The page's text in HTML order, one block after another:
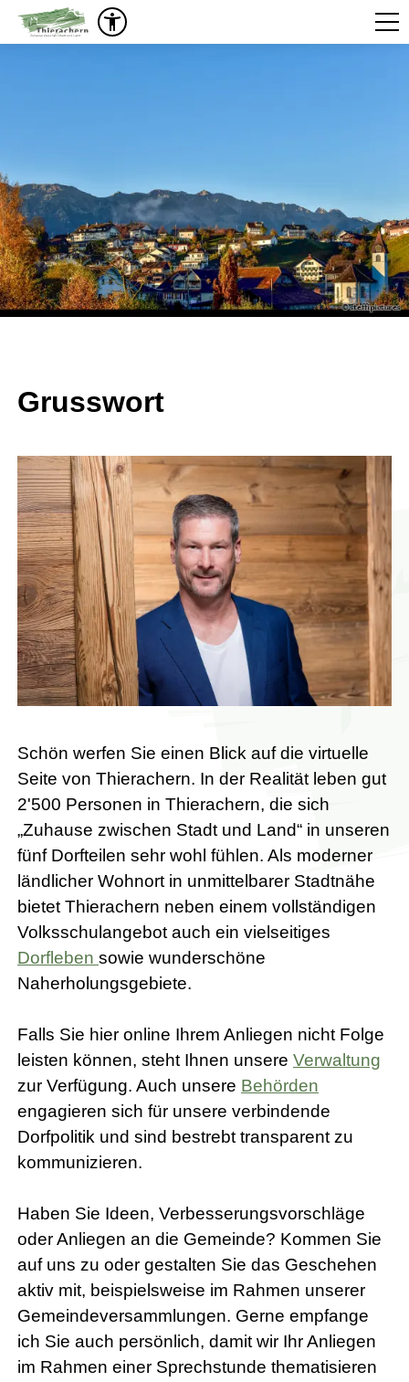
Grusswort
Schön werfen Sie einen Blick auf die virtuelle
Seite von Thierachern. In der Realität leben gut
2'500 Personen in Thierachern, die sich
„Zuhause zwischen Stadt und Land“ in unseren
fünf Dorfteilen sehr wohl fühlen. Als moderner
ländlicher Wohnort in unmittelbarer Stadtnähe
bietet Thierachern neben einem vollständigen
Volksschulangebot auch ein vielseitiges
Dorfleben sowie wunderschöne
Naherholungsgebiete.
Falls Sie hier online Ihrem Anliegen nicht Folge
leisten können, steht Ihnen unsere Verwaltung
zur Verfügung. Auch unsere Behörden
engagieren sich für unsere verbindende
Dorfpolitik und sind bestrebt transparent zu
kommunizieren.
Haben Sie Ideen, Verbesserungsvorschläge
oder Anliegen an die Gemeinde? Kommen Sie
auf uns zu oder gestalten Sie das Geschehen
aktiv mit, beispielsweise im Rahmen unserer
Gemeindeversammlungen. Gerne empfange
ich Sie auch persönlich, damit wir Ihr Anliegen
im Rahmen einer Sprechstunde thematisieren